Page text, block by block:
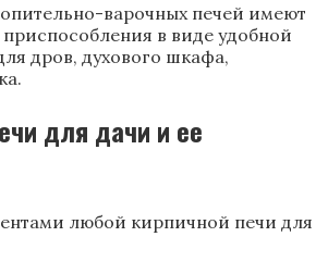
варочных печей имеют
в виде удобной
дров, духового шкафа,
для дачи и ее
любой кирпичной печи для